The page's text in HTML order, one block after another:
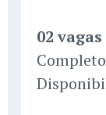
02